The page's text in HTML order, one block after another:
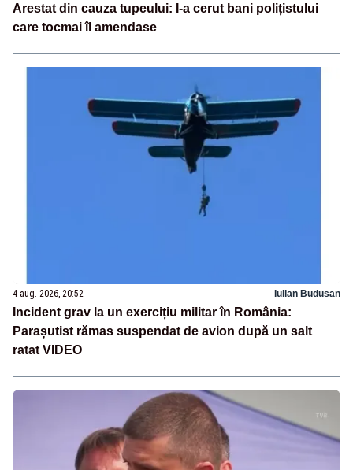
Arestat din cauza tupeului: I-a cerut bani polițistului
care tocmai îl amendase
4 aug. 2026, 20:52 Iulian Budusan
Incident grav la un exercițiu militar în România:
Parașutist rămas suspendat de avion după un salt
ratat VIDEO